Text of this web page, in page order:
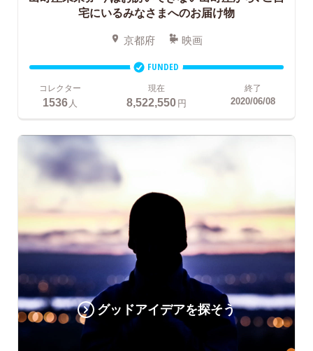
宅にいるみなさまへのお届け物
京都府 映画
FUNDED
コレクター
1536 人
現在
8,522,550円
終了
2020/06/08
グッドアイデアを探そう